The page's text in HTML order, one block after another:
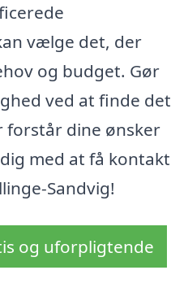
vælge det, der
og budget. Gør
ved at finde det
dine ønsker
med at få kontakt
Sandvig!
og uforpligtende